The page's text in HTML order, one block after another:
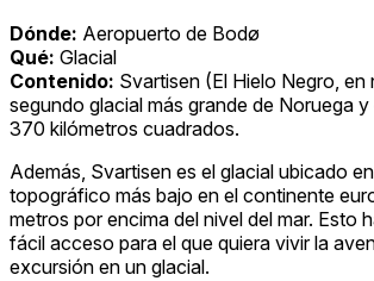
Dónde: Aeropuerto de Bodø
Qué: Glacial
Contenido: Svartisen (El Hielo Negro, en
segundo glacial más grande de Noruega
370 kilómetros cuadrados.
Además, Svartisen es el glacial ubicado
topográfico más bajo en el continente
metros por encima del nivel del mar. Esto
fácil acceso para el que quiera vivir la
excursión en un glacial.